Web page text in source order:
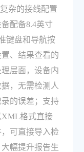
杂的接线配置
配备8.4英寸
键盘和导航按
、结果查看的
层面，设备内
，无需检测人
的误差；支持
XML格式直接
可直接导入检
幅提升报告生